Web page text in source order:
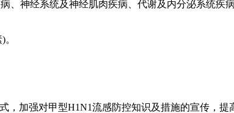
、神经系统及神经肌肉疾病、代谢及内分泌系统
加强对甲型H1N1流感防控知识及措施的宣传，提